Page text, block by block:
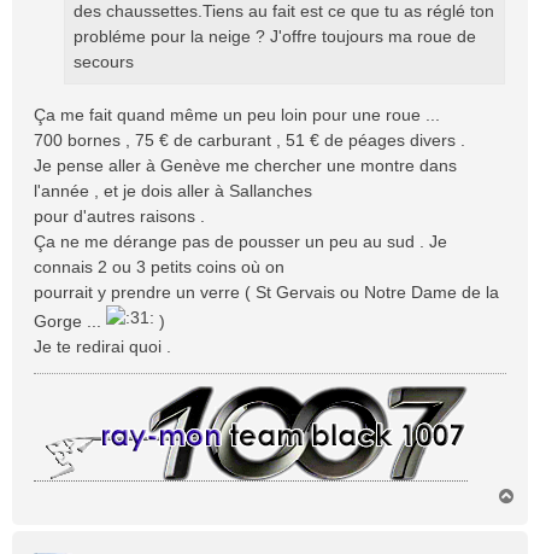
des chaussettes.Tiens au fait est ce que tu as réglé ton
probléme pour la neige ? J'offre toujours ma roue de
secours
Ça me fait quand même un peu loin pour une roue ...
700 bornes , 75 € de carburant , 51 € de péages divers .
Je pense aller à Genève me chercher une montre dans
l'année , et je dois aller à Sallanches
pour d'autres raisons .
Ça ne me dérange pas de pousser un peu au sud . Je
connais 2 ou 3 petits coins où on
pourrait y prendre un verre ( St Gervais ou Notre Dame de la
Gorge ...
)
Je te redirai quoi .